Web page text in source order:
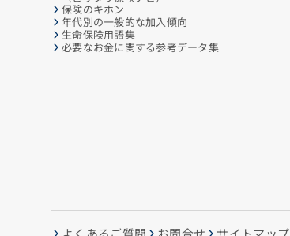
保険のキホン
年代別の一般的な加入傾向
生命保険用語集
必要なお金に関する参考データ集